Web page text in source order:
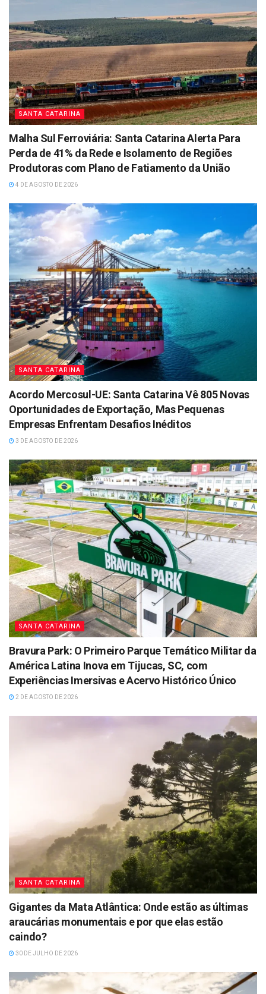
SANTA CATARINA
Malha Sul Ferroviária: Santa Catarina Alerta Para
Perda de 41% da Rede e Isolamento de Regiões
Produtoras com Plano de Fatiamento da União
4 DE AGOSTO DE 2026
SANTA CATARINA
Acordo Mercosul-UE: Santa Catarina Vê 805 Novas
Oportunidades de Exportação, Mas Pequenas
Empresas Enfrentam Desafios Inéditos
3 DE AGOSTO DE 2026
SANTA CATARINA
Bravura Park: O Primeiro Parque Temático Militar da
América Latina Inova em Tijucas, SC, com
Experiências Imersivas e Acervo Histórico Único
2 DE AGOSTO DE 2026
SANTA CATARINA
Gigantes da Mata Atlântica: Onde estão as últimas
araucárias monumentais e por que elas estão
caindo?
30 DE JULHO DE 2026